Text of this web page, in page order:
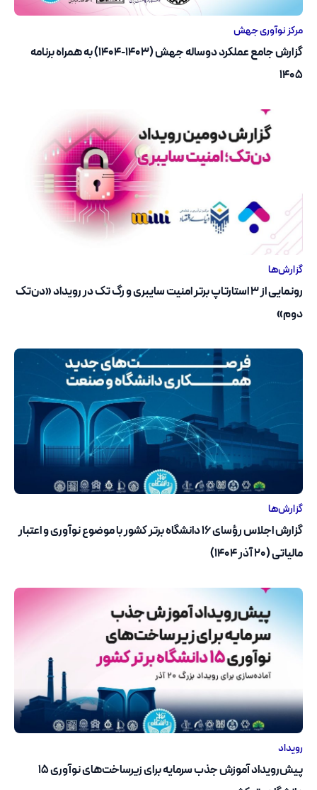
مرکز نوآوری جهش
گزارش جامع عملکرد دوساله جهش (۱۴۰۳-۱۴۰۴) به همراه برنامه‌
۱۴۰۵
گزارش‌ها
رونمایی از ۳ استارتاپ برتر امنیت سایبری و رگ تک در رویداد «دن‌تک
دوم»
گزارش‌ها
گزارش اجلاس رؤسای ۱۶ دانشگاه برتر کشور با موضوع نوآوری و اعتبار
مالیاتی (۲۰ آذر ۱۴۰۴)
رویداد
پیش‌رویداد آموزش جذب سرمایه برای زیرساخت‌های نوآوری ۱۵